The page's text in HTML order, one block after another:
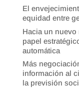
El
equidad entre
Hacia un
papel
automática
Más
información al
la previsión